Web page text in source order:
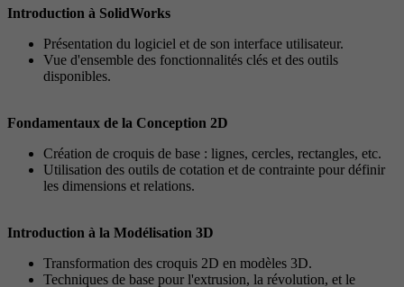
Introduction à SolidWorks
Présentation du logiciel et de son interface utilisateur.
Vue d'ensemble des fonctionnalités clés et des outils
disponibles.
Fondamentaux de la Conception 2D
Création de croquis de base : lignes, cercles, rectangles, etc.
Utilisation des outils de cotation et de contrainte pour définir
les dimensions et relations.
Introduction à la Modélisation 3D
Transformation des croquis 2D en modèles 3D.
Techniques de base pour l'extrusion, la révolution, et le